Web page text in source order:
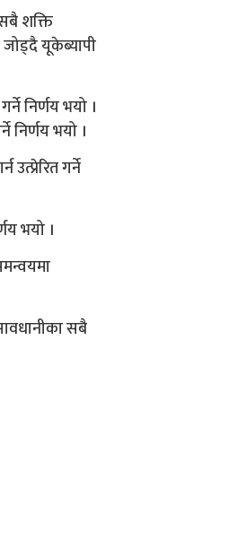
शक्ति
यूकेब्यापी
निर्णय भयो ।
भयो ।
गर्ने
भयो ।
सबै